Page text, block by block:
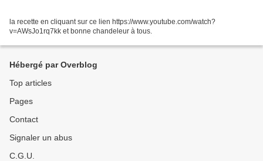
la recette en cliquant sur ce lien https://www.youtube.com/watch?
v=AWsJo1rq7kk et bonne chandeleur à tous.
Hébergé par Overblog
Top articles
Pages
Contact
Signaler un abus
C.G.U.